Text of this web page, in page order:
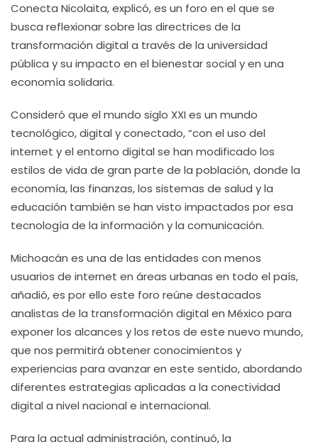
Conecta Nicolaita, explicó, es un foro en el que se
busca reflexionar sobre las directrices de la
transformación digital a través de la universidad
pública y su impacto en el bienestar social y en una
economía solidaria.
Consideró que el mundo siglo XXI es un mundo
tecnológico, digital y conectado, “con el uso del
internet y el entorno digital se han modificado los
estilos de vida de gran parte de la población, donde la
economía, las finanzas, los sistemas de salud y la
educación también se han visto impactados por esa
tecnología de la información y la comunicación.
Michoacán es una de las entidades con menos
usuarios de internet en áreas urbanas en todo el país,
añadió, es por ello este foro reúne destacados
analistas de la transformación digital en México para
exponer los alcances y los retos de este nuevo mundo,
que nos permitirá obtener conocimientos y
experiencias para avanzar en este sentido, abordando
diferentes estrategias aplicadas a la conectividad
digital a nivel nacional e internacional.
Para la actual administración, continuó, la